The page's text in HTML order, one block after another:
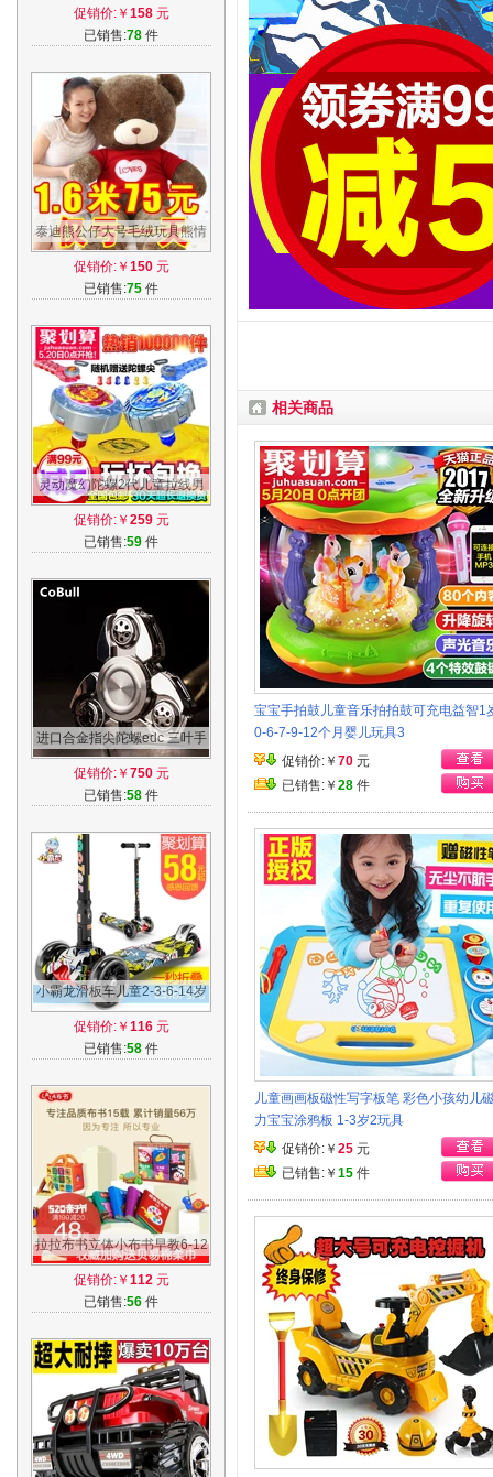
侠玩具
促销价:￥ 158元
已销售:78 件
泰迪熊公仔大号毛绒玩具熊情
侣礼物送女友抱抱熊布娃娃生
日礼物女
促销价:￥ 150元
已销售:75 件
灵动魔幻陀螺2代儿童拉线男
孩玩具战斗王焰天火龙王梦幻
陀螺套装
促销价:￥ 259元
已销售:59 件
进口合金指尖陀螺edc 三叶手
指陀螺盗梦空间指间螺旋成人
减压玩具
促销价:￥ 750元
已销售:58 件
小霸龙滑板车儿童2-3-6-14岁
小孩三四轮折叠闪光踏板车滑
滑车玩具
促销价:￥ 116元
已销售:58 件
拉拉布书立体小布书早教6-12
个月婴儿0-1-3岁宝宝益智玩
具撕不烂
促销价:￥ 112元
已销售:56 件
相关商品
宝宝手拍鼓儿童音乐拍拍鼓可充电益智1
0-6-7-9-12个月婴儿玩具3
促销价:￥ 70 元
已销售:￥ 28 件
儿童画画板磁性写字板笔 彩色小孩幼儿
力宝宝涂鸦板 1-3岁2玩具
促销价:￥ 25 元
已销售:￥ 15 件